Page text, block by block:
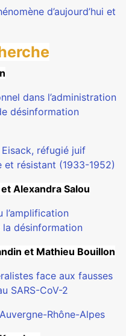
d’aujourd’hui et
dans l’administration
désinformation
réfugié juif
et résistant (1933-1952)
Alexandra Salou
l’amplification
la désinformation
et Mathieu Bouillon
face aux fausses
SARS-CoV-2
Rhône-Alpes